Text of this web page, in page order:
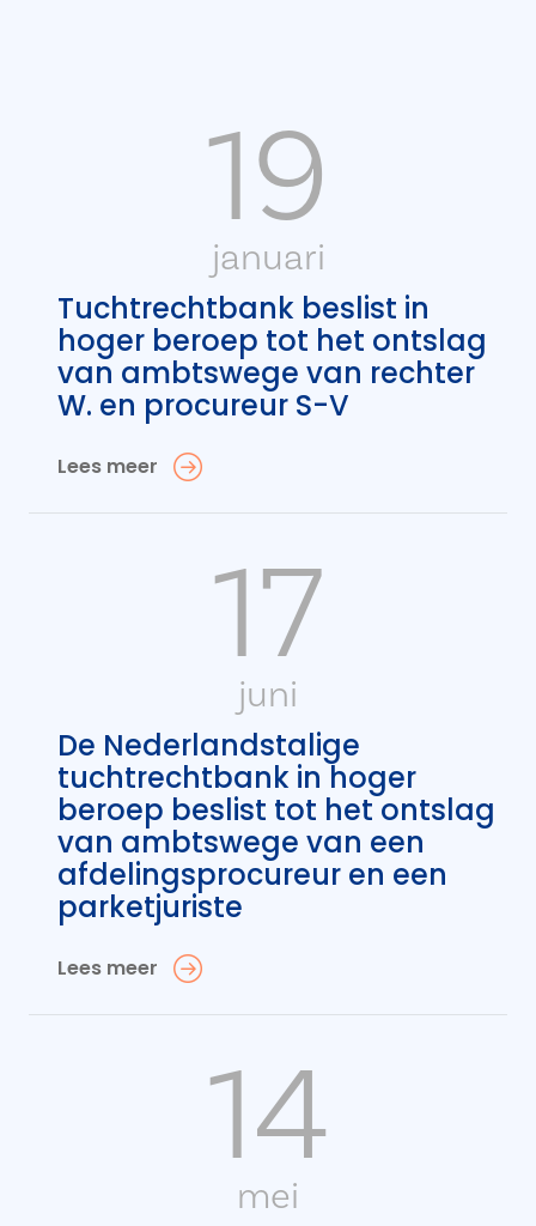
19
januari
Tuchtrechtbank beslist in
hoger beroep tot het ontslag
van ambtswege van rechter
W. en procureur S-V
Lees meer
17
juni
De Nederlandstalige
tuchtrechtbank in hoger
beroep beslist tot het ontslag
van ambtswege van een
afdelingsprocureur en een
parketjuriste
Lees meer
14
mei